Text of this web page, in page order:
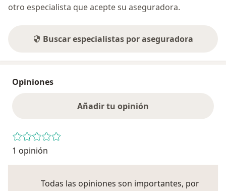
otro especialista que acepte su aseguradora.
Buscar especialistas por aseguradora
Opiniones
Añadir tu opinión
1 opinión
Todas las opiniones son importantes, por